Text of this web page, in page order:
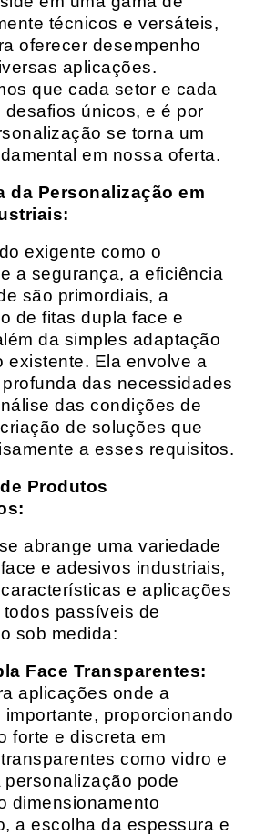
técnicos e versáteis,
oferecer desempenho
aplicações.
que cada setor e cada
desafios únicos, e é por
se torna um
em nossa oferta.
da Personalização em
exigente como o
a segurança, a eficiência
são primordiais, a
de fitas dupla face e
da simples adaptação
existente. Ela envolve a
das necessidades
das condições de
de soluções que
a esses requisitos.
Produtos
abrange uma variedade
e adesivos industriais,
e aplicações
passíveis de
sob medida:
Face Transparentes:
aplicações onde a
importante, proporcionando
forte e discreta em
como vidro e
personalização pode
dimensionamento
a escolha da espessura e